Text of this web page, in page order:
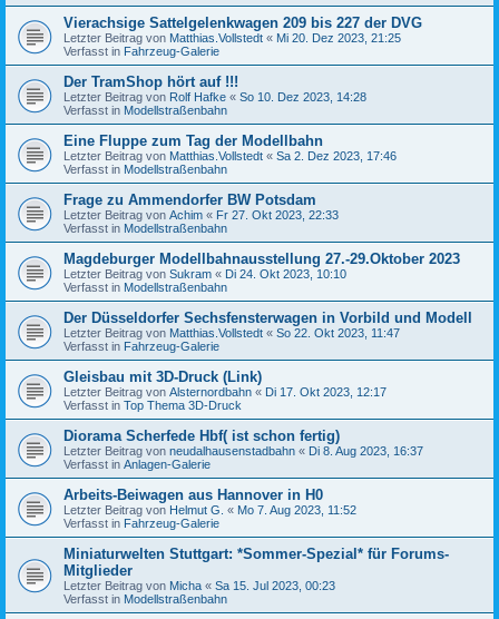
Vierachsige Sattelgelenkwagen 209 bis 227 der DVG
Letzter Beitrag von Matthias.Vollstedt « Mi 20. Dez 2023, 21:25
Verfasst in Fahrzeug-Galerie
Der TramShop hört auf !!!
Letzter Beitrag von Rolf Hafke « So 10. Dez 2023, 14:28
Verfasst in Modellstraßenbahn
Eine Fluppe zum Tag der Modellbahn
Letzter Beitrag von Matthias.Vollstedt « Sa 2. Dez 2023, 17:46
Verfasst in Modellstraßenbahn
Frage zu Ammendorfer BW Potsdam
Letzter Beitrag von Achim « Fr 27. Okt 2023, 22:33
Verfasst in Modellstraßenbahn
Magdeburger Modellbahnausstellung 27.-29.Oktober 2023
Letzter Beitrag von Sukram « Di 24. Okt 2023, 10:10
Verfasst in Modellstraßenbahn
Der Düsseldorfer Sechsfensterwagen in Vorbild und Modell
Letzter Beitrag von Matthias.Vollstedt « So 22. Okt 2023, 11:47
Verfasst in Fahrzeug-Galerie
Gleisbau mit 3D-Druck (Link)
Letzter Beitrag von Alsternordbahn « Di 17. Okt 2023, 12:17
Verfasst in Top Thema 3D-Druck
Diorama Scherfede Hbf( ist schon fertig)
Letzter Beitrag von neudalhausenstadbahn « Di 8. Aug 2023, 16:37
Verfasst in Anlagen-Galerie
Arbeits-Beiwagen aus Hannover in H0
Letzter Beitrag von Helmut G. « Mo 7. Aug 2023, 11:52
Verfasst in Fahrzeug-Galerie
Miniaturwelten Stuttgart: *Sommer-Spezial* für Forums-
Mitglieder
Letzter Beitrag von Micha « Sa 15. Jul 2023, 00:23
Verfasst in Modellstraßenbahn